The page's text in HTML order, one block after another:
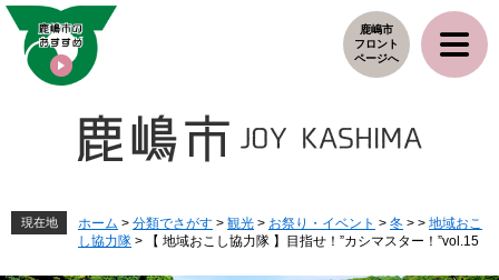
ペ
メ
鹿嶋市
フロント
ページへ
現在地 ホーム > 分類でさがす > 観光 > お祭り・イベント > 冬 > > 地域おこ
し協力隊 > 【 地域おこし協力隊 】目指せ！”カシマスター！”vol.15